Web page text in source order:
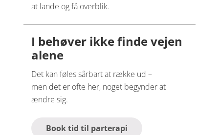
at lande og få overblik.
I behøver ikke finde vejen
alene
Det kan føles sårbart at række ud –
men det er ofte her, noget begynder at
ændre sig.
Book tid til parterapi